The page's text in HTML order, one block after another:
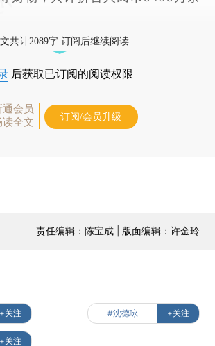
共计2089字 订阅后继续阅读
后获取已订阅的阅读权限
通会员
读全文
订阅/会员升级
责任编辑：陈宝成 | 版面编辑：许金玲
+关注 #沈德咏 +关注
+关注